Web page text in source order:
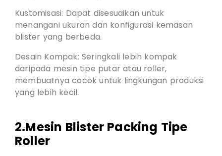
Kustomisasi: Dapat disesuaikan untuk
menangani ukuran dan konfigurasi kemasan
blister yang berbeda.
Desain Kompak: Seringkali lebih kompak
daripada mesin tipe putar atau roller,
membuatnya cocok untuk lingkungan produksi
yang lebih kecil.
2.Mesin Blister Packing Tipe
Roller